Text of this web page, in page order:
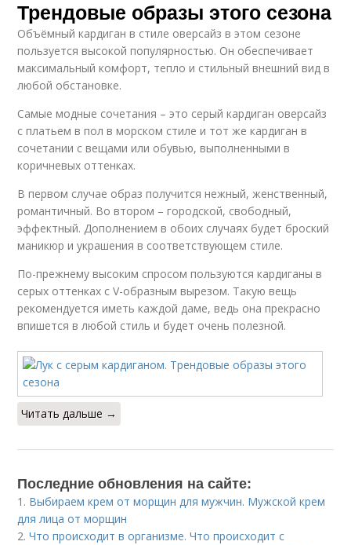
Трендовые образы этого сезона
Объёмный кардиган в стиле оверсайз в этом сезоне
пользуется высокой популярностью. Он обеспечивает
максимальный комфорт, тепло и стильный внешний вид в
любой обстановке.
Самые модные сочетания – это серый кардиган оверсайз
с платьем в пол в морском стиле и тот же кардиган в
сочетании с вещами или обувью, выполненными в
коричневых оттенках.
В первом случае образ получится нежный, женственный,
романтичный. Во втором – городской, свободный,
эффектный. Дополнением в обоих случаях будет броский
маникюр и украшения в соответствующем стиле.
По-прежнему высоким спросом пользуются кардиганы в
серых оттенках с V-образным вырезом. Такую вещь
рекомендуется иметь каждой даме, ведь она прекрасно
впишется в любой стиль и будет очень полезной.
Читать дальше →
Последние обновления на сайте:
1. Выбираем крем от морщин для мужчин. Мужской крем
для лица от морщин
2.Что происходит в организме. Что происходит с